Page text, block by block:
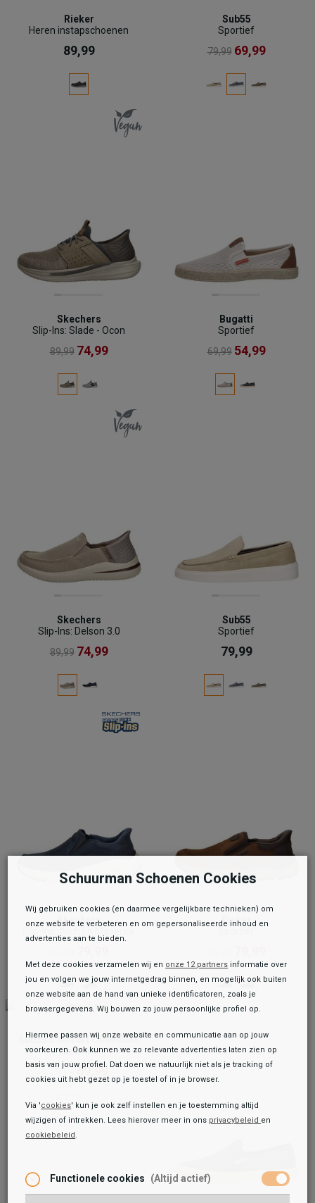
Toegevoegd aan je winkeltas!
Rieker
Heren instapschoenen
89,99
Sub55
Sportief
79,99 69,99
Skechers
Slip-Ins: Slade - Ocon
89,99 74,99
Bugatti
Sportief
69,99 54,99
Skechers
Slip-Ins: Delson 3.0
89,99 74,99
Sub55
Sportief
79,99
Skechers
Rieker
Sub55 Comfort Collection
Sportief
79,99
69,99
Schuurman Schoenen Cookies
Wij gebruiken cookies (en daarmee vergelijkbare technieken) om
onze website te verbeteren en om gepersonaliseerde inhoud en
advertenties aan te bieden.
Met deze cookies verzamelen wij en onze 12 partners informatie over
jou en volgen we jouw internetgedrag binnen, en mogelijk ook buiten
onze website aan de hand van unieke identificatoren, zoals je
browsergegevens. Wij bouwen zo jouw persoonlijke profiel op.
Hiermee passen wij onze website en communicatie aan op jouw
voorkeuren. Ook kunnen we zo relevante advertenties laten zien op
basis van jouw profiel. Dat doen we natuurlijk niet als je tracking of
cookies uit hebt gezet op je toestel of in je browser.
Via 'cookies' kun je ook zelf instellen en je toestemming altijd
wijzigen of intrekken. Lees hierover meer in ons privacybeleid en
cookiebeleid .
Functionele cookies (Altijd actief)